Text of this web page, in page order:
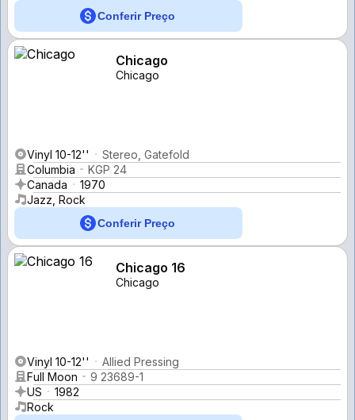
Conferir Preço
Chicago
Chicago
Vinyl 10-12''
Stereo, Gatefold
Columbia
KGP 24
Canada
1970
Jazz, Rock
Conferir Preço
Chicago 16
Chicago
Vinyl 10-12''
Allied Pressing
Full Moon
9 23689-1
US
1982
Rock